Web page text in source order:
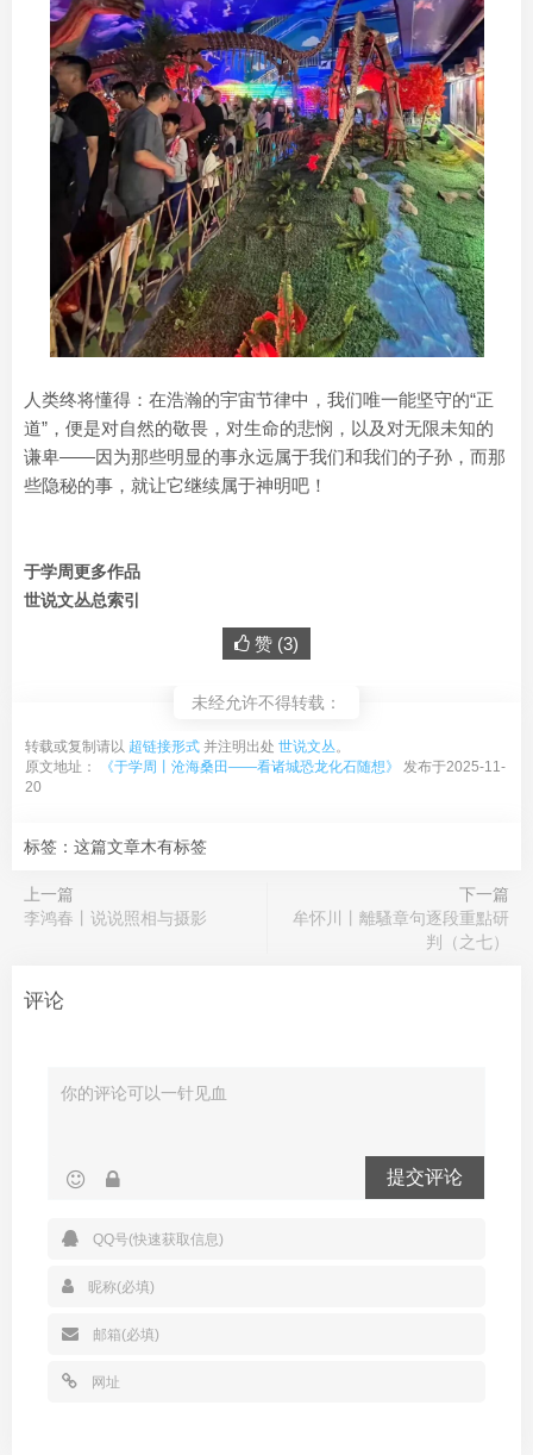
人类终将懂得：在浩瀚的宇宙节律中，我们唯一能坚守的“正
道”，便是对自然的敬畏，对生命的悲悯，以及对无限未知的
谦卑——因为那些明显的事永远属于我们和我们的子孙，而那
些隐秘的事，就让它继续属于神明吧！
于学周更多作品
世说文丛总索引
赞 (3)
未经允许不得转载：
转载或复制请以 超链接形式 并注明出处 世说文丛。
原文地址：
《于学周丨沧海桑田——看诸城恐龙化石随想》
发布于2025-11-
20
标签：这篇文章木有标签
上一篇
李鸿春丨说说照相与摄影
下一篇
牟怀川丨離騷章句逐段重點研
判（之七）
评论
提交评论